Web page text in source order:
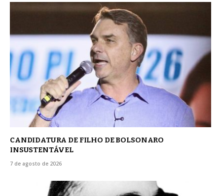
CANDIDATURA DE FILHO DE BOLSONARO
INSUSTENTÁVEL
7 de agosto de 2026